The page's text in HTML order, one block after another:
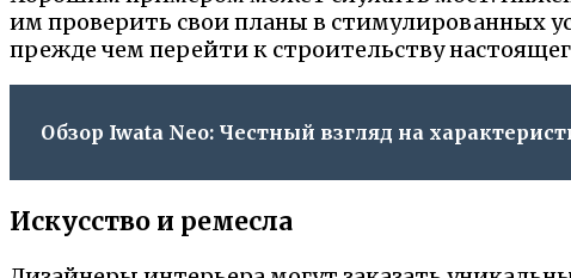
им проверить свои планы в стимулированных
прежде чем перейти к строительству
Обзор Iwata Neo: Честный взгляд на
Искусство и ремесла